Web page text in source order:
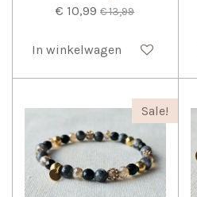
€ 10,99 € 13,99
In winkelwagen
Sale!